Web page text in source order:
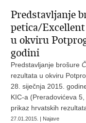
Predstavljanje
petica/
u okviru
godini
Predstavljanje brošure
rezultata u okviru
28. siječnja 2015.
KIC-a (Preradovićeva
prikaz hrvatskih
27.01.2015. | Najave